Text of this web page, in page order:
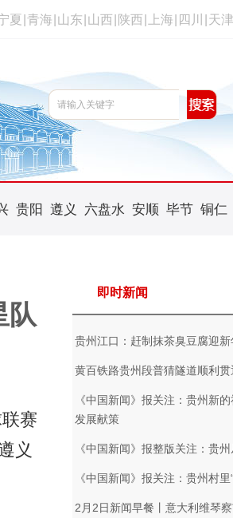
夏 青海 山东 山西 陕西 上海 四川 天津
贵阳 遵义 六盘水 安顺 毕节 铜仁
队
赛
义
即时新闻
贵州江口：赶制抹茶臭豆腐迎新
黄百铁路贵州段普猜隧道顺利贯
《中国新闻》报关注：贵州新
发展献策
《中国新闻》报整版关注：贵
《中国新闻》报关注：贵州村
2月2日新闻早餐丨意大利维琴